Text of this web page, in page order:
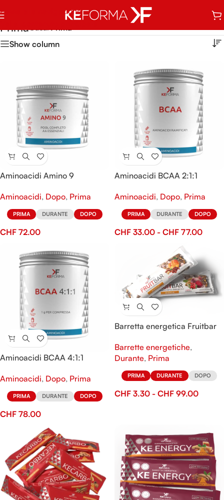
Passa alla navigazione
Prima
Show column
Aminoacidi Amino 9
Aminoacidi, Dopo, Prima
PRIMA DURANTE DOPO
CHF 72.00
Aminoacidi BCAA 2:1:1
Aminoacidi, Dopo, Prima
PRIMA DURANTE DOPO
CHF 33.00 - CHF 77.00
Aminoacidi BCAA 4:1:1
Aminoacidi, Dopo, Prima
PRIMA DURANTE DOPO
CHF 78.00
Barretta energetica Fruitbar
Barrette energetiche,
Durante, Prima
PRIMA DURANTE DOPO
CHF 3.30 - CHF 99.00